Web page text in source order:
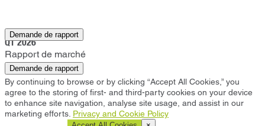
Demande de rapport
San Antonio
Q1 2026
Rapport de marché
Demande de rapport
By continuing to browse or by clicking “Accept All Cookies,” you
agree to the storing of first- and third-party cookies on your device
to enhance site navigation, analyse site usage, and assist in our
marketing efforts. Privacy and Cookie Policy